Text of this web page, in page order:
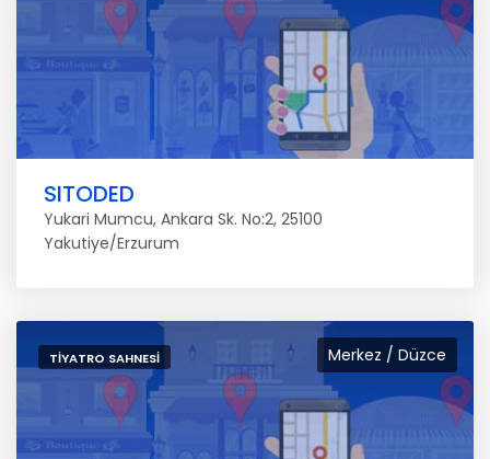
SITODED
Yukari Mumcu, Ankara Sk. No:2, 25100
Yakutiye/Erzurum
Merkez / Düzce
TIYATRO SAHNESI